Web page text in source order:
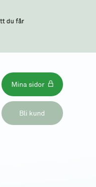
du får
Bli kund
Mina sidor